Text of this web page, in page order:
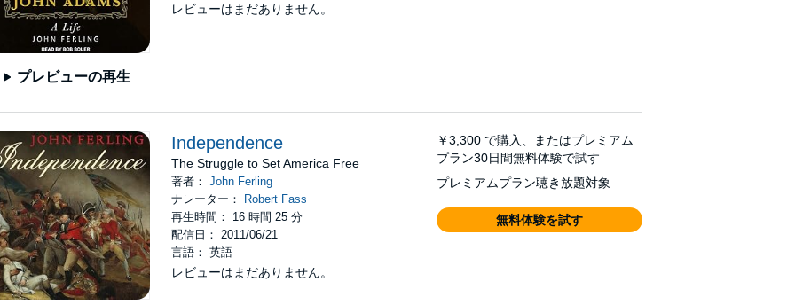
プレビューの再生
レビューはまだありません。
Independence
The Struggle to Set America Free
著者：John Ferling
ナレーター：
Robert Fass
再生時間： 16 時間 25 分
配信日： 2011/06/21
言語： 英語
レビューはまだありません。
￥3,300 で購入、またはプレミアム
プラン30日間無料体験で試す
プレミアムプラン聴き放題対象
無料体験を試す